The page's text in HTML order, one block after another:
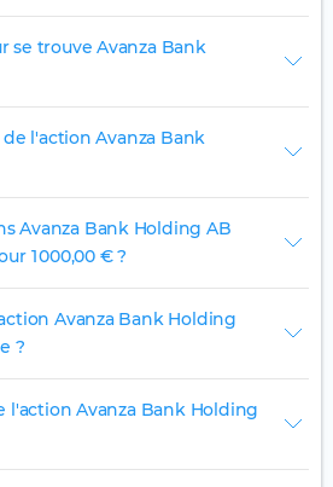
se trouve Avanza Bank
l'action Avanza Bank
Avanza Bank Holding AB
1 000,00 € ?
Avanza Bank Holding
?
l'action Avanza Bank Holding